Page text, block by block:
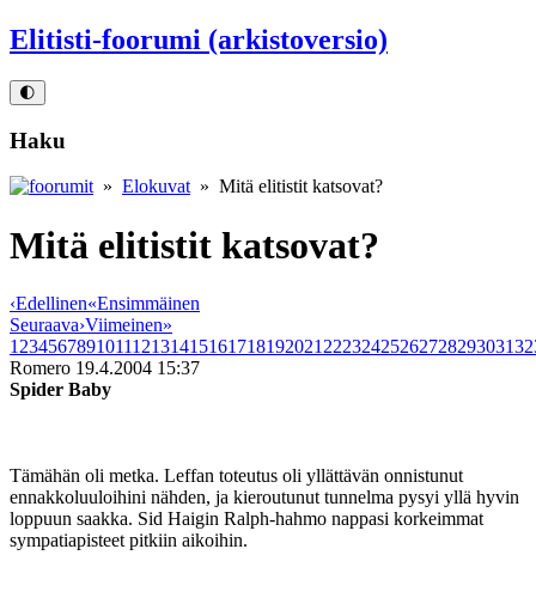
Elitisti-foorumi (arkistoversio)
🌓
Haku
» Elokuvat » Mitä elitistit katsovat?
Mitä elitistit katsovat?
‹Edellinen«Ensimmäinen
Seuraava›Viimeinen»
1 23456789101112131415161718192021 2223242526272829303132
Romero 19.4.2004 15:37
Spider Baby
Tämähän oli metka. Leffan toteutus oli yllättävän onnistunut
ennakkoluuloihini nähden, ja kieroutunut tunnelma pysyi yllä hyvin
loppuun saakka. Sid Haigin Ralph-hahmo nappasi korkeimmat
sympatiapisteet pitkiin aikoihin.